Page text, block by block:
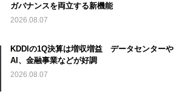
ガバナンスを両立する新機能
2026.08.07
KDDIの1Q決算は増収増益 データセンターや
AI、金融事業などが好調
2026.08.07